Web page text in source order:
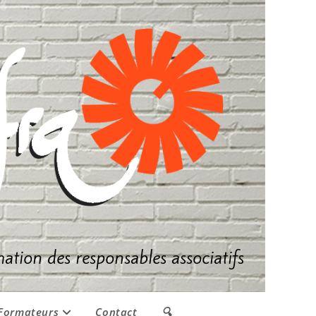
des responsables associatifs
Contact 🔍